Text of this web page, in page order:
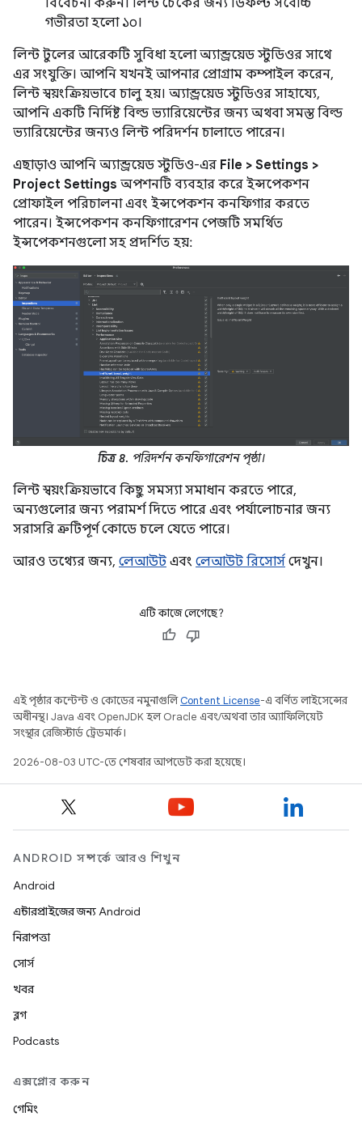
বিবেচনা করুন। লিন্ট চেকের জন্য ডিফল্ট সর্বোচ্চ
গভীরতা হলো ১০।
লিন্ট টুলের আরেকটি সুবিধা হলো অ্যান্ড্রয়েড স্টুডিওর সাথে
এর সংযুক্তি। আপনি যখনই আপনার প্রোগ্রাম কম্পাইল করেন,
লিন্ট স্বয়ংক্রিয়ভাবে চালু হয়। অ্যান্ড্রয়েড স্টুডিওর সাহায্যে,
আপনি একটি নির্দিষ্ট বিল্ড ভ্যারিয়েন্টের জন্য অথবা সমস্ত বিল্ড
ভ্যারিয়েন্টের জন্যও লিন্ট পরিদর্শন চালাতে পারেন।
এছাড়াও আপনি অ্যান্ড্রয়েড স্টুডিও-এর File > Settings >
Project Settings অপশনটি ব্যবহার করে ইন্সপেকশন
প্রোফাইল পরিচালনা এবং ইন্সপেকশন কনফিগার করতে
পারেন। ইন্সপেকশন কনফিগারেশন পেজটি সমর্থিত
ইন্সপেকশনগুলো সহ প্রদর্শিত হয়:
চিত্র ৪. পরিদর্শন কনফিগারেশন পৃষ্ঠা।
লিন্ট স্বয়ংক্রিয়ভাবে কিছু সমস্যা সমাধান করতে পারে,
অন্যগুলোর জন্য পরামর্শ দিতে পারে এবং পর্যালোচনার জন্য
সরাসরি ত্রুটিপূর্ণ কোডে চলে যেতে পারে।
আরও তথ্যের জন্য, লেআউট এবং লেআউট রিসোর্স দেখুন।
এটি কাজে লেগেছে?
এই পৃষ্ঠার কন্টেন্ট ও কোডের নমুনাগুলিContent License-এ বর্ণিত লাইসেন্সের
অধীনস্থ। Java এবং OpenJDK হল Oracle এবং/অথবা তার অ্যাফিলিয়েট
সংস্থার রেজিস্টার্ড ট্রেডমার্ক।
2026-08-03 UTC-তে শেষবার আপডেট করা হয়েছে।
ANDROID সম্পর্কে আরও শিখুন
Android
এন্টারপ্রাইজের জন্য Android
নিরাপত্তা
সোর্স
খবর
ব্লগ
Podcasts
এক্সপ্লোর করুন
গেমিং